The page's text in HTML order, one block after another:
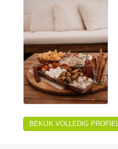
BEKIJK VOLLEDIG PROFIEL